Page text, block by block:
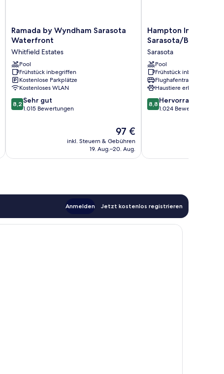
Ramada
by
Sarasota
Waterfront
Whitfield
Estates
Ramada by Wyndham Sarasota
Waterfront
Whitfield Estates
Pool
Frühstück inbegriffen
Kostenlose Parkplätze
Kostenloses WLAN
8.2
von
8,2 Sehr gut
1.015 Bewertungen
Der
Preis
beträgt
97 €
inkl. Steuern & Gebühren
19. Aug.–20. Aug.
Hampton
Inn
Suites
Sarasota/Bradenton-
Airport,
FL
Sarasota
Hampton Inn &
Sarasota/
Sarasota
Pool
Frühstück inbegriffen
Flughafentransfer
Haustiere erlaubt
8.8
von
8,8 Hervorragend
1.024 Bewertungen
Anmelden Jetzt kostenlos registrieren